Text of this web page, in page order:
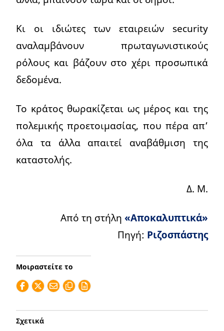
Κι οι ιδιώτες των εταιρειών security
αναλαμβάνουν πρωταγωνιστικούς
ρόλους και βάζουν στο χέρι προσωπικά
δεδομένα.
Το κράτος θωρακίζεται ως μέρος και της
πολεμικής προετοιμασίας, που πέρα απ’
όλα τα άλλα απαιτεί αναβάθμιση της
καταστολής.
Δ. Μ.
Από τη στήλη «Αποκαλυπτικά»
Πηγή: Ριζοσπάστης
Μοιραστείτε το
Σχετικά